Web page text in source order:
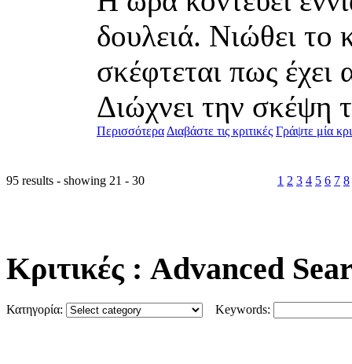
δουλειά. Νιώθει το
σκέφτεται πως
Διώχνει την σκέψη
ΠερισσότεραΔιαβάστε τις κριτικές Γράψτε μία
95 results - showing 21 - 30 1 2 3 4 5 6 7 8
Κριτικές : Advanced
Κατηγορία: Keywords: